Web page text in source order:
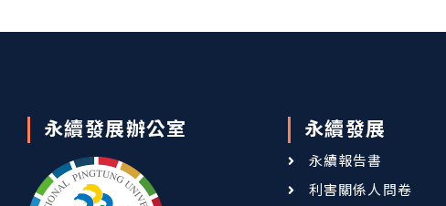
永續發展辦公室 永續發展
永續報告書
利害關係人問卷